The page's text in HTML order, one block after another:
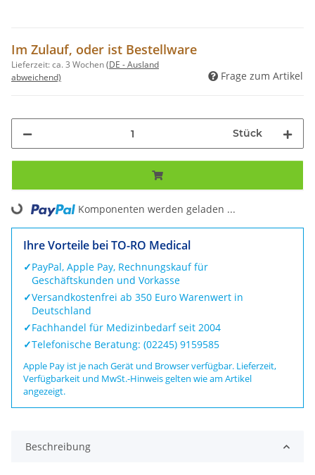
Im Zulauf, oder ist Bestellware
Lieferzeit:ca. 3 Wochen(DE - Ausland
abweichend)
Frage zum Artikel
Stück
Loading... Komponenten werden geladen ...
Ihre Vorteile bei TO-RO Medical
✓PayPal, Apple Pay, Rechnungskauf für
Geschäftskunden und Vorkasse
✓Versandkostenfrei ab 350 Euro Warenwert in
Deutschland
✓Fachhandel für Medizinbedarf seit 2004
✓Telefonische Beratung: (02245) 9159585
Apple Pay ist je nach Gerät und Browser verfügbar. Lieferzeit,
Verfügbarkeit und MwSt.-Hinweis gelten wie am Artikel
angezeigt.
Beschreibung